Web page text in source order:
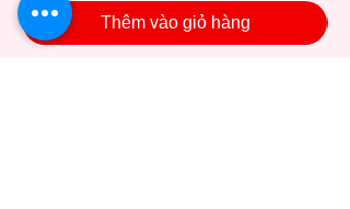
Thêm vào giỏ hàng